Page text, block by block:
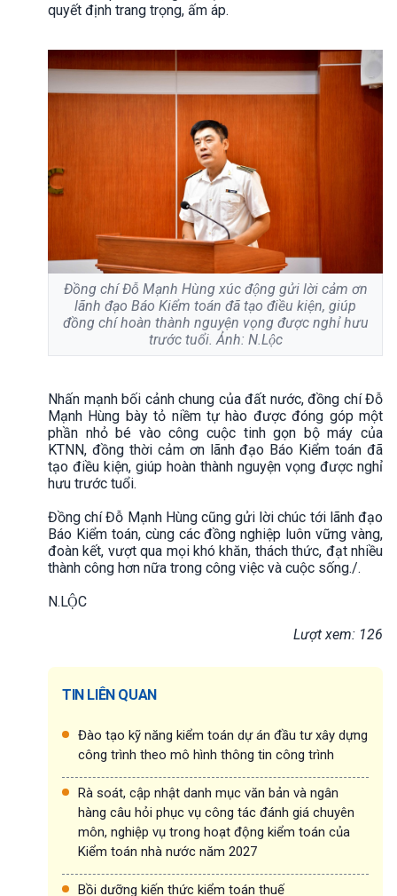
quyết định trang trọng, ấm áp.
Đồng chí Đỗ Mạnh Hùng xúc động gửi lời cảm ơn
lãnh đạo Báo Kiểm toán đã tạo điều kiện, giúp
đồng chí hoàn thành nguyện vọng được nghỉ hưu
trước tuổi. Ảnh: N.Lộc
Nhấn mạnh bối cảnh chung của đất nước, đồng chí Đỗ
Mạnh Hùng bày tỏ niềm tự hào được đóng góp một
phần nhỏ bé vào công cuộc tinh gọn bộ máy của
KTNN, đồng thời cảm ơn lãnh đạo Báo Kiểm toán đã
tạo điều kiện, giúp hoàn thành nguyện vọng được nghỉ
hưu trước tuổi.
Đồng chí Đỗ Mạnh Hùng cũng gửi lời chúc tới lãnh đạo
Báo Kiểm toán, cùng các đồng nghiệp luôn vững vàng,
đoàn kết, vượt qua mọi khó khăn, thách thức, đạt nhiều
thành công hơn nữa trong công việc và cuộc sống./.
N.LỘC
Lượt xem: 126
TIN LIÊN QUAN
Đào tạo kỹ năng kiểm toán dự án đầu tư xây dựng
công trình theo mô hình thông tin công trình
Rà soát, cập nhật danh mục văn bản và ngân
hàng câu hỏi phục vụ công tác đánh giá chuyên
môn, nghiệp vụ trong hoạt động kiểm toán của
Kiểm toán nhà nước năm 2027
Bồi dưỡng kiến thức kiểm toán thuế